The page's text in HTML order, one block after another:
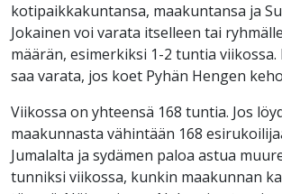
kotipaikkakuntansa, maakuntansa ja
Jokainen voi varata itselleen tai
määrän, esimerkiksi 1-2 tuntia viikossa.
saa varata, jos koet Pyhän Hengen
Viikossa on yhteensä 168 tuntia. Jos
maakunnasta vähintään 168
Jumalalta ja sydämen paloa astua
tunniksi viikossa, kunkin maakunnan